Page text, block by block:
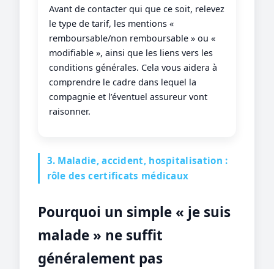
Avant de contacter qui que ce soit, relevez
le type de tarif, les mentions «
remboursable/non remboursable » ou «
modifiable », ainsi que les liens vers les
conditions générales. Cela vous aidera à
comprendre le cadre dans lequel la
compagnie et l’éventuel assureur vont
raisonner.
3. Maladie, accident, hospitalisation :
rôle des certificats médicaux
Pourquoi un simple « je suis
malade » ne suffit
généralement pas